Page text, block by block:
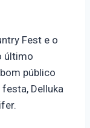
Fest e o
último
público
Delluka